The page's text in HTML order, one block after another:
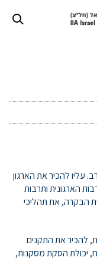
עליו להכיר את הארגון
הארגונית ותרבות
הבקרה, את תהליכי
להכיר את התקנים
יכולת הסקת מסקנות,